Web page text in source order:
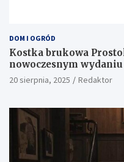
DOM I OGRÓD
Kostka brukowa
nowoczesnym wydaniu
20 sierpnia, 2025 Redaktor